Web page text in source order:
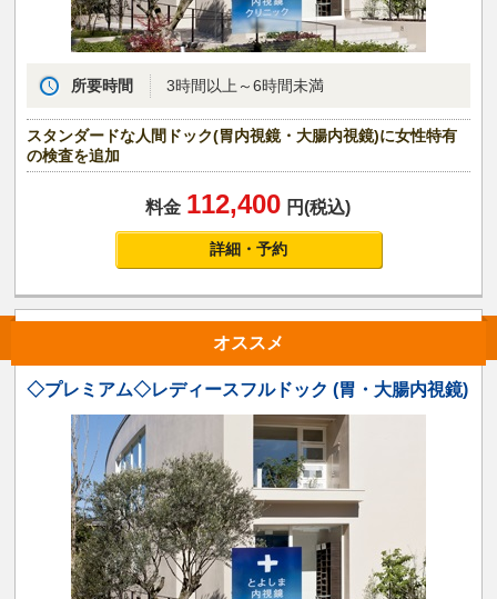
所要時間 3時間以上～6時間未満
スタンダードな人間ドック(胃内視鏡・大腸内視鏡)に女性特有
の検査を追加
料金 112,400 円(税込)
詳細・予約
オススメ
◇プレミアム◇レディースフルドック (胃・大腸内視鏡)